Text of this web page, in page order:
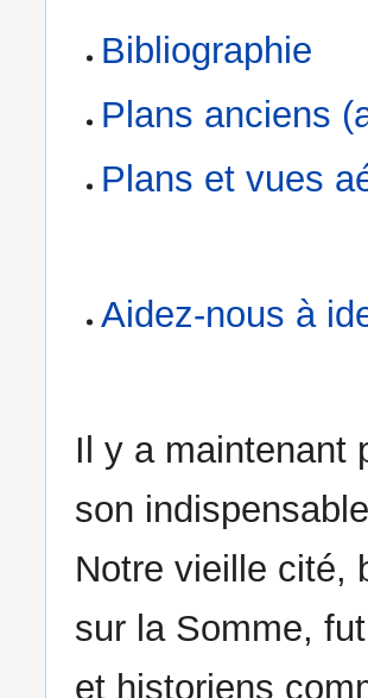
Bibliographie
Plans anciens
Plans et vues
Aidez-nous à
Il y a maintenant
son
Notre vieille cité,
sur la Somme,
et historiens